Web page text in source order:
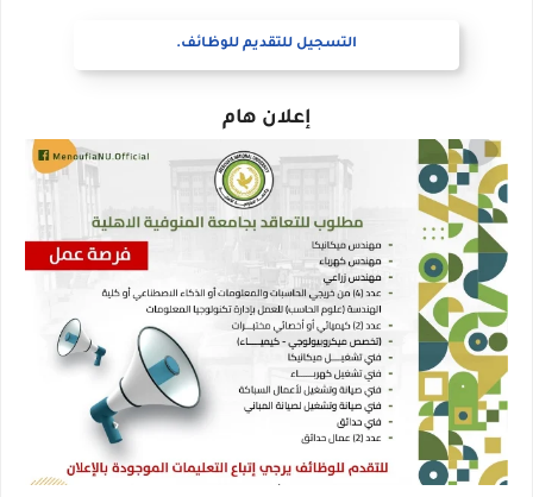
التسجيل للتقديم للوظائف.
إعلان هام